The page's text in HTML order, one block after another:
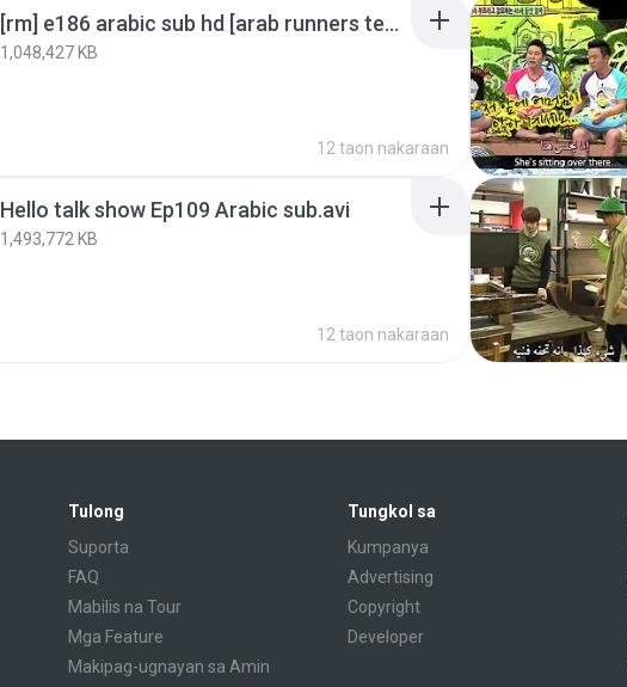
[rm] e186 arabic sub hd [arab runners team & boice world sub].mp4
1,048,427 KB
12 taon nakaraan
Hello talk show Ep109 Arabic sub.avi
1,493,772 KB
12 taon nakaraan
Tulong
Suporta
FAQ
Mabilis na Tour
Mga Feature
Makipag-ugnayan sa Amin
Tungkol sa
Kumpanya
Advertising
Copyright
Developer